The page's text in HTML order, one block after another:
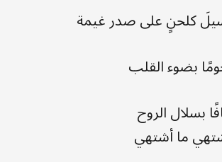
كلحنٍ على صدر غيمة
بضوء القلب
بسلال الروح
ما أشتهي